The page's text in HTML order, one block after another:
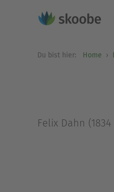
Du bist hier: Home
Felix Dahn